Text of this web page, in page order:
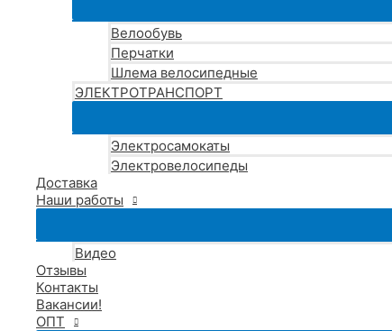
Велообувь
Перчатки
Шлема велосипедные
ЭЛЕКТРОТРАНСПОРТ
Электросамокаты
Электровелосипеды
Доставка
Наши работы
Видео
Отзывы
Контакты
Вакансии!
ОПТ